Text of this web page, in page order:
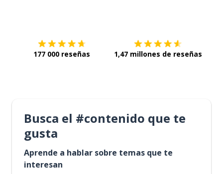
177 000 reseñas 1,47 millones de reseñas
Busca el #contenido que te
gusta
Aprende a hablar sobre temas que te
interesan